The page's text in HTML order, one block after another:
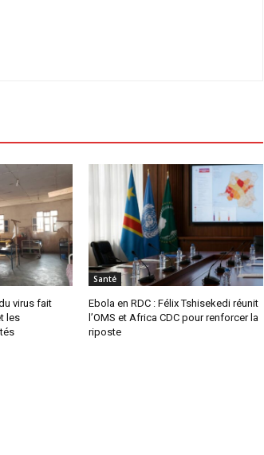
virus fait
les
Santé
Ebola en RDC : Félix Tshisekedi réunit
l’OMS et Africa CDC pour renforcer la
riposte